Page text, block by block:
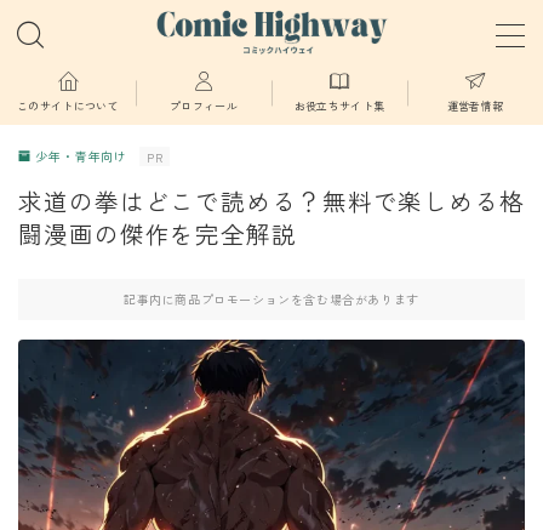
MENU
少年・青年向け
少女・女性向け
TL・BL漫画
異世界物語
漫画
葬送のフリーレン
このサイトについて プロフィール お役立ちサイト集 運営者情報
少年・青年向け PR
求道の拳はどこで読める？無料で楽しめる格
闘漫画の傑作を完全解説
記事内に商品プロモーションを含む場合があります